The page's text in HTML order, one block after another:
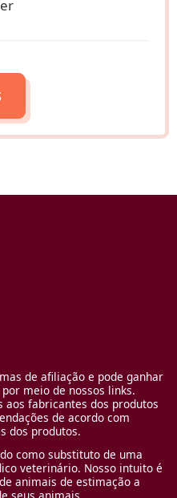
de afiliação e pode ganhar
meio de nossos links.
aos fabricantes dos produtos
de acordo com
dos produtos.
como substituto de uma
veterinário. Nosso intuito é
animais de estimação a